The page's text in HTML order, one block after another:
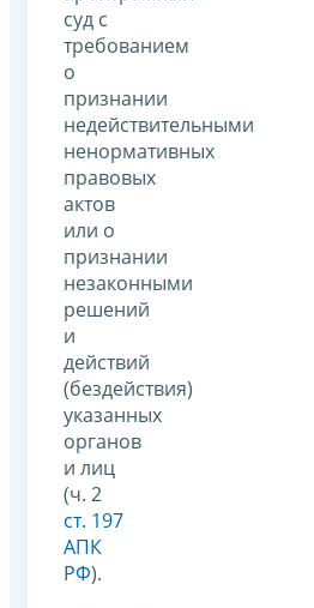
суд с
требованием
о
признании
недействительными
ненормативных
правовых
актов
или о
признании
незаконными
решений
и
действий
(бездействия)
указанных
органов
и лиц
(ч. 2
ст. 197
АПК
РФ).